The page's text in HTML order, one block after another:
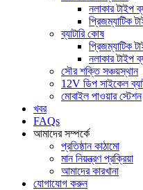
নলাকার টাইপ
প্রিজম্যাটিক
ব্যাটারি কোষ
প্রিজম্যাটিক
নলাকার টাইপ
সৌর শক্তি সঞ্চয়স্থান
12V ডিপ সাইকেল
মোবাইল পাওয়ার স্টেশন
খবর
FAQs
আমাদের সম্পর্কে
প্রতিষ্ঠান কাঠামো
মান নিয়ন্ত্রণ প্রক্রিয়া
আমাদের কারখানা
যোগাযোগ করুন